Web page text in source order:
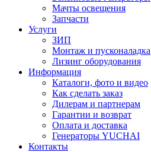
Мачты освещения
Запчасти
Услуги
ЗИП
Монтаж и пусконаладка
Лизинг оборудования
Информация
Каталоги, фото и видео
Как сделать заказ
Дилерам и партнерам
Гарантии и возврат
Оплата и доставка
Генераторы YUCHAI
Контакты